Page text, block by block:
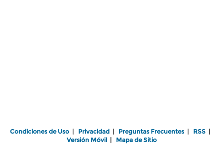
Condiciones de Uso | Privacidad | Preguntas Frecuentes | RSS |
Versión Móvil| Mapa de Sitio